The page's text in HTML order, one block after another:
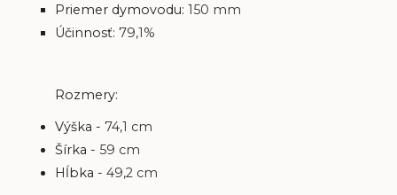
Priemer dymovodu: 150 mm
Účinnosť: 79,1%
Rozmery:
Výška - 74,1 cm
Šírka - 59 cm
Hĺbka - 49,2 cm